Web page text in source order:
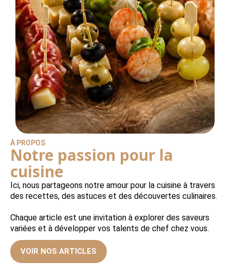
À PROPOS
Notre passion pour la
cuisine
Ici, nous partageons notre amour pour la cuisine à travers
des recettes, des astuces et des découvertes culinaires.
Chaque article est une invitation à explorer des saveurs
variées et à développer vos talents de chef chez vous.
VOIR NOS ARTICLES